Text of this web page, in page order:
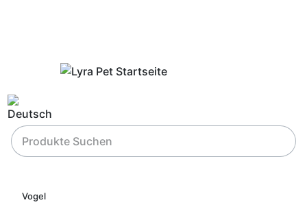
Vogel